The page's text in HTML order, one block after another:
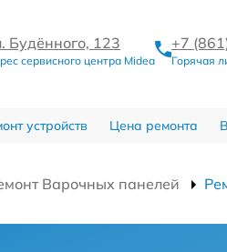
Будённого, 123
сервисного центра Midea
+7
Горячая
устройств Цена ремонта
Варочных панелей